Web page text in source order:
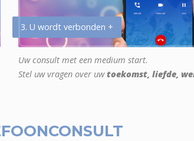
3. U wordt verbonden +
Uw consult met een medium start.
Stel uw vragen over uwtoekomst, liefde,